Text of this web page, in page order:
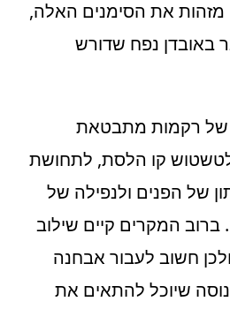
את הסימנים האלה,
באובדן נפח שדורש
של רקמות מתבטאת
קו הלסת, לתחושת
של הפנים ולנפילה של
המקרים קיים שילוב
חשוב לעבור אבחנה
שיוכל להתאים את